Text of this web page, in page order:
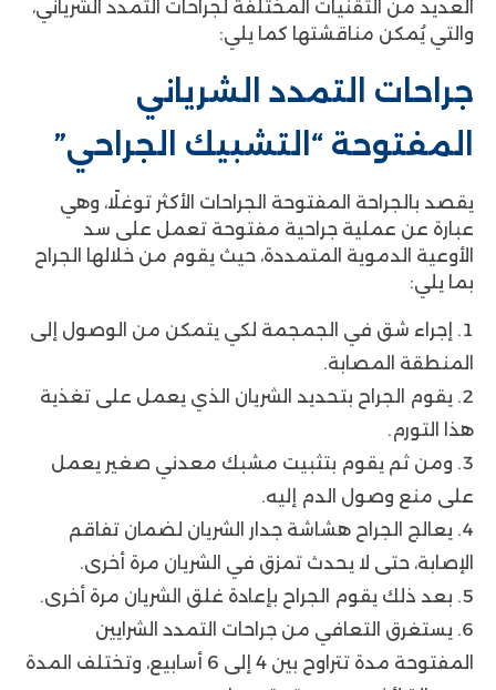
العديد من التقنيات المختلفة لجراحات التمدد الشرياني،
والتي يُمكن مناقشتها كما يلي:
جراحات التمدد الشرياني
المفتوحة “التشبيك الجراحي”
يقصد بالجراحة المفتوحة الجراحات الأكثر توغلًا، وهي
عبارة عن عملية جراحية مفتوحة تعمل على سد
الأوعية الدموية المتمددة، حيث يقوم من خلالها الجراح
بما يلي:
إجراء شق في الجمجمة لكي يتمكن من الوصول إلى
المنطقة المصابة.
يقوم الجراح بتحديد الشريان الذي يعمل على تغذية
هذا التورم.
ومن ثم يقوم بتثبيت مشبك معدني صغير يعمل
على منع وصول الدم إليه.
يعالج الجراح هشاشة جدار الشريان لضمان تفاقم
الإصابة، حتى لا يحدث تمزق في الشريان مرة أخرى.
بعد ذلك يقوم الجراح بإعادة غلق الشريان مرة أخرى.
يستغرق التعافي من جراحات التمدد الشرايين
المفتوحة مدة تتراوح بين 4 إلى 6 أسابيع، وتختلف المدة